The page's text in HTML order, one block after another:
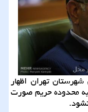
تهران اظهار
به محدوده حریم صورت